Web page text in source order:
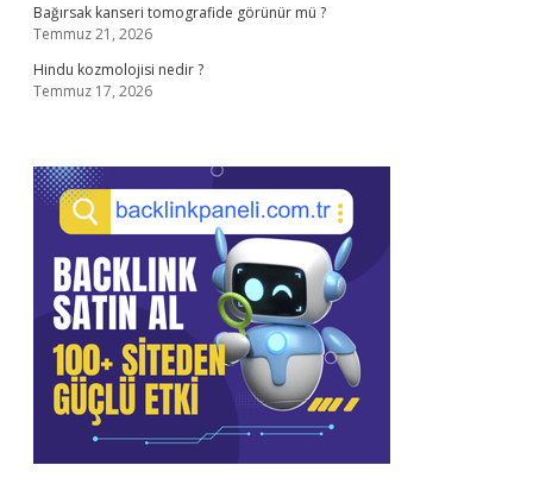
Bağırsak kanseri tomografide görünür mü ?
Temmuz 21, 2026
Hindu kozmolojisi nedir ?
Temmuz 17, 2026